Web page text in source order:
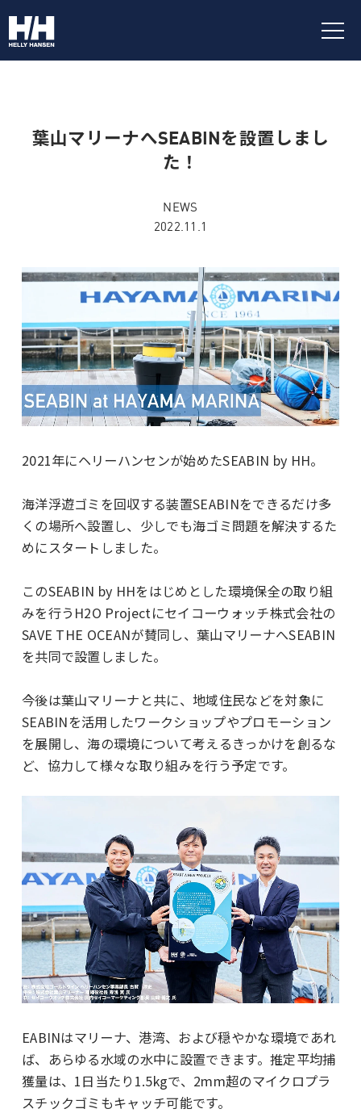
葉山マリーナへSEABINを設置しまし
た！
NEWS
2022.11.1
2021年にヘリーハンセンが始めたSEABIN by HH。
海洋浮遊ゴミを回収する装置SEABINをできるだけ多
くの場所へ設置し、少しでも海ゴミ問題を解決するた
めにスタートしました。
このSEABIN by HHをはじめとした環境保全の取り組
みを行うH2O Projectにセイコーウォッチ株式会社の
SAVE THE OCEANが賛同し、葉山マリーナへSEABIN
を共同で設置しました。
今後は葉山マリーナと共に、地域住民などを対象に
SEABINを活用したワークショップやプロモーション
を展開し、海の環境について考えるきっかけを創るな
ど、協力して様々な取り組みを行う予定です。
EABINはマリーナ、港湾、および穏やかな環境であれ
ば、あらゆる水域の水中に設置できます。推定平均捕
獲量は、1日当たり1.5kgで、2mm超のマイクロプラ
スチックゴミもキャッチ可能です。